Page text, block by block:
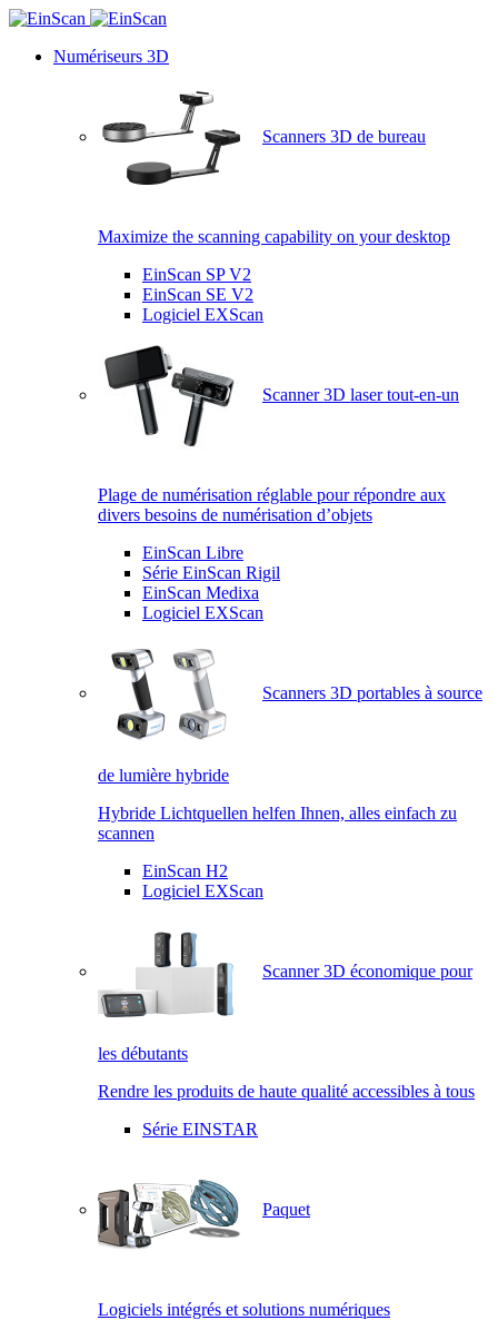
Numériseurs 3D
Scanners 3D de bureau
Maximize the scanning capability on your desktop
EinScan SP V2
EinScan SE V2
Logiciel EXScan
Scanner 3D laser tout-en-un
Plage de numérisation réglable pour répondre aux
divers besoins de numérisation d’objets
EinScan Libre
Série EinScan Rigil
EinScan Medixa
Logiciel EXScan
Scanners 3D portables à source
de lumière hybride
Hybride Lichtquellen helfen Ihnen, alles einfach zu
scannen
EinScan H2
Logiciel EXScan
Scanner 3D économique pour
les débutants
Rendre les produits de haute qualité accessibles à tous
Série EINSTAR
Paquet
Logiciels intégrés et solutions numériques